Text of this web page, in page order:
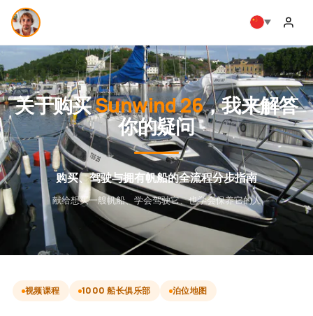
关于购买Sunwind 26，我来解答
你的疑问
购买、驾驶与拥有帆船的全流程分步指南
献给想买一艘帆船、学会驾驶它、也学会保养它的人
视频课程 1000 船长俱乐部 泊位地图